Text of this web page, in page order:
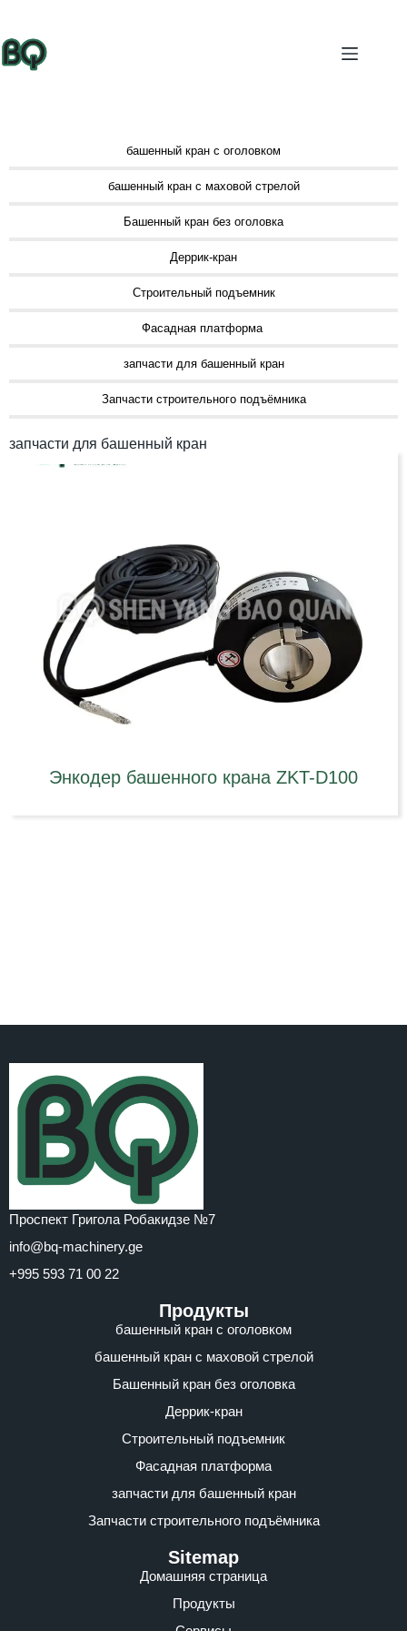
башенный кран с оголовком
башенный кран с маховой стрелой
Башенный кран без оголовка
Деррик-кран
Строительный подъемник
Фасадная платформа
запчасти для башенный кран
Запчасти строительного подъёмника
запчасти для башенный кран
Энкодер башенного крана ZKT-D100
Проспект Григола Робакидзе №7
info@bq-machinery.ge
+995 593 71 00 22
Продукты
башенный кран с оголовком
башенный кран с маховой стрелой
Башенный кран без оголовка
Деррик-кран
Строительный подъемник
Фасадная платформа
запчасти для башенный кран
Запчасти строительного подъёмника
Sitemap
Домашняя страница
Продукты